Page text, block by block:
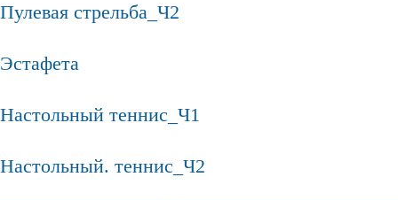
Пулевая стрельба_Ч2
Эстафета
Настольный теннис_Ч1
Настольный. теннис_Ч2